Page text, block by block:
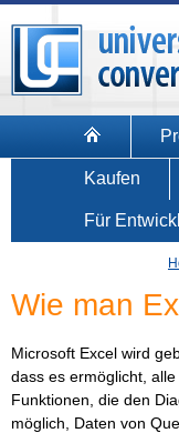
Kaufen
Für
Wie man
Microsoft Excel wird
dass es ermöglicht,
Funktionen, die den
möglich, Daten von